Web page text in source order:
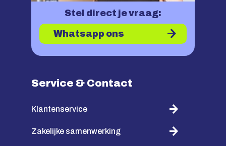
Stel direct je vraag:
Whatsapp ons
Service & Contact
Klantenservice
Zakelijke samenwerking